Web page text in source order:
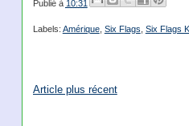
Publié à 10:31
Labels: Amérique, Six Flags Six Flags
Article plus récent